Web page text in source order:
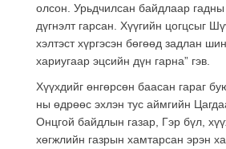
олсон. Урьдчилсан байдлаар гадны
дүгнэлт гарсан. Хүүгийн цогцсыг
хэлтэст хүргэсэн бөгөөд задлан
хариугаар эцсийн дүн гарна” гэв.
Хүүхдийг өнгөрсөн баасан гараг
ны өдрөөс эхлэн тус аймгийн
Онцгой байдлын газар, Гэр бүл,
хөгжлийн газрын хамтарсан эрэн